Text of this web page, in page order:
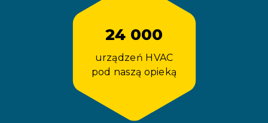
24 000
urządzeń HVAC
pod naszą opieką